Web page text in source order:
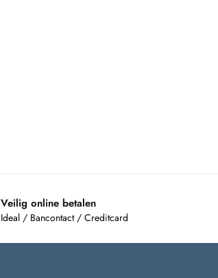
Veilig online betalen
Ideal / Bancontact / Creditcard